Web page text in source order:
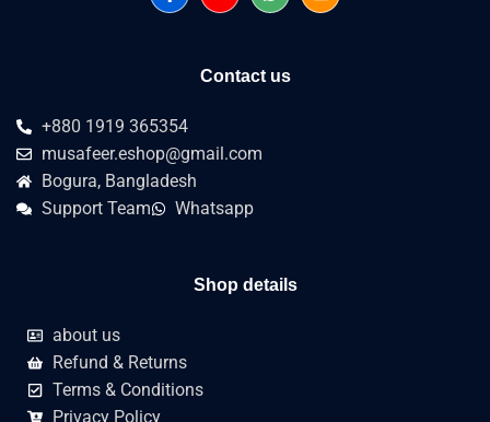
Contact us
+880 1919 365354
musafeer.eshop@gmail.com
Bogura, Bangladesh
Support Team
Whatsapp
Shop details
about us
Refund & Returns
Terms & Conditions
Privacy Policy